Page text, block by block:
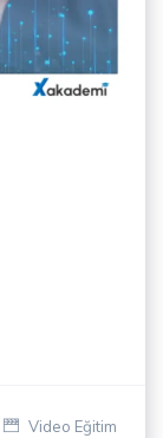
Video Eğitim